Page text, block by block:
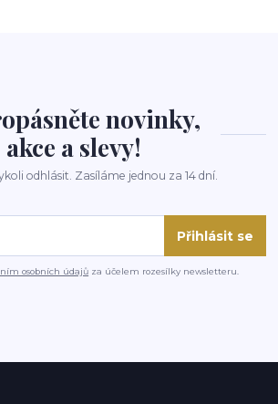
novinky,
akce a slevy!
odhlásit. Zasíláme jednou za 14 dní.
Přihlásit se
osobních údajů za účelem rozesílky newsletteru.